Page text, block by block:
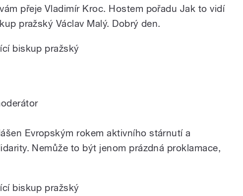
přeje Vladimír Kroc. Hostem pořadu Jak to vidí
pražský Václav Malý. Dobrý den.
biskup pražský
Evropským rokem aktivního stárnutí a
Nemůže to být jenom prázdná proklamace,
biskup pražský